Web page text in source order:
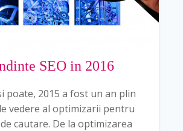
SEO in 2016
poate, 2015 a fost un an plin
vedere al optimizarii pentru
cautare. De la optimizarea